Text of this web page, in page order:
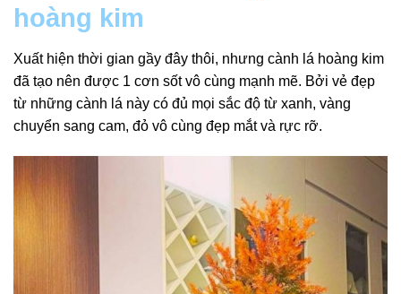
hoàng kim
Xuất hiện thời gian gầy đây thôi, nhưng cành lá hoàng kim
đã tạo nên được 1 cơn sốt vô cùng mạnh mẽ. Bởi vẻ đẹp
từ những cành lá này có đủ mọi sắc độ từ xanh, vàng
chuyển sang cam, đỏ vô cùng đẹp mắt và rực rỡ.